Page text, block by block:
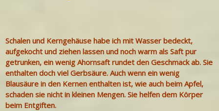
Schalen und Kerngehäuse habe ich mit Wasser bedeckt,
aufgekocht und ziehen lassen und noch warm als Saft pur
getrunken, ein wenig Ahornsaft rundet den Geschmack ab. Sie
enthalten doch viel Gerbsäure. Auch wenn ein wenig
Blausäure in den Kernen enthalten ist, wie auch beim Apfel,
schaden sie nicht in kleinen Mengen. Sie helfen dem Körper
beim Entgiften.